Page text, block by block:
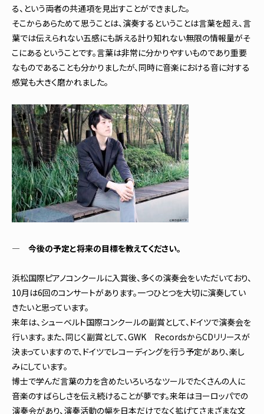
る、という両者の共通項を見出すことができました。
そこからあらためて思うことは、演奏するということは言葉を超え、言
葉では伝えられない五感にも訴える計り知れない無限の情報量がそ
こにあるということです。言葉は非常に分かりやすいものであり重要
なものであることも分かりましたが、同時に音楽における音に対する
感覚も大きく磨かれました。
― 今後の予定と将来の目標を教えてください。
浜松国際ピアノコンクールに入賞後、多くの演奏会をいただいており、
10月は6回のコンサートがあります。一つひとつを大切に演奏してい
きたいと思っています。
来年は、シューベルト国際コンクールの副賞として、ドイツで演奏会を
行います。また、同じく副賞として、GWK RecordsからCDリリースが
決まっていますので、ドイツでレコーディングを行う予定があり、楽し
みにしています。
博士で学んだ言葉の力を含めたいろいろなツールでたくさんの人に
音楽のすばらしさを伝え続けることが夢です。来年はヨーロッパでの
演奏会があり、演奏活動の幅を日本だけでなく拡げてさまざまな文